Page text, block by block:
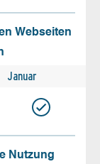
Webseiten
Januar
Nutzung